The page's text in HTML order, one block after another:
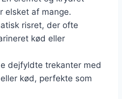
elsket af mange.
risret, der ofte
kød eller
dejfyldte trekanter med
kød, perfekte som